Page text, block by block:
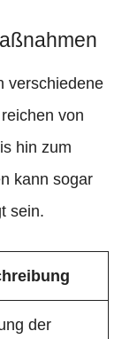
verschiedene
von
hin zum
kann sogar
sein.
der